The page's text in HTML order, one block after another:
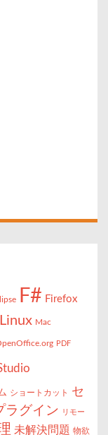
F# Firefox
Linux Mac
PDF
ショートカット
セ
ラグイン リモー
未解決問題 物欲